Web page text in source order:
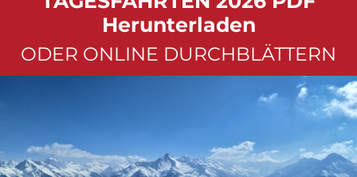
Herunterladen
ODER ONLINE DURCHBLÄTTERN